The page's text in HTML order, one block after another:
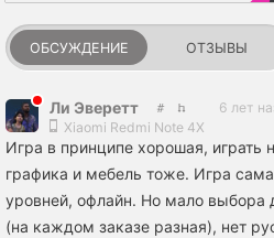
ОБСУЖДЕНИЕ ОТЗЫВЫ
Ли Эверетт
6 лет
Xiaomi Redmi Note 4X
Игра в принципе хорошая, играть
графика и мебель тоже. Игра
уровней, офлайн. Но мало выбора
(на каждом заказе разная), нет